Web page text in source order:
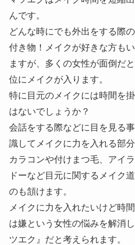
んです。
どんな時にでも外出をする際
付き物！メイクが好きな方も
ますが、多くの女性が面倒だ
位にメイクが入ります。
特に目元のメイクには時間を
はないでしょうか？
会話をする際などに目を見る
識してメイクに力を入れる部分
カラコンや付けまつ毛、アイ
ドーなど目元に関するメイク
のも頷けます。
メイクに力を入れたいけど時
は嫌という女性の悩みを解消
ツエク』だと考えられます。